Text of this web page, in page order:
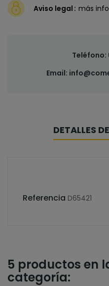
Aviso legal más
Teléfono:
Email:
DETALLES
Referencia D65421
5 productos en
categoría: